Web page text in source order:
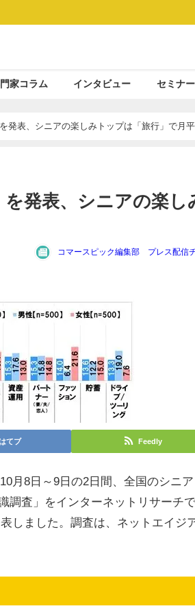
家コラム インタビュー セミナ
発表、シニアの楽しみトップは「旅行」で月
発表、シニアの楽し
コマースピック編集部 プレス配信
てブ Feedly
月8日～9日の2日間、全国のシニア
調査」をインターネットリサーチで
しました。調査は、ネットエイジ